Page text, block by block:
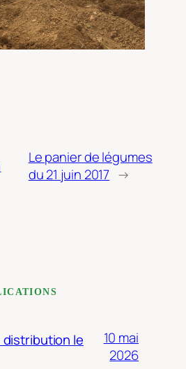
Le panier de légumes
du 21 juin 2017 →
le
10 mai
2026